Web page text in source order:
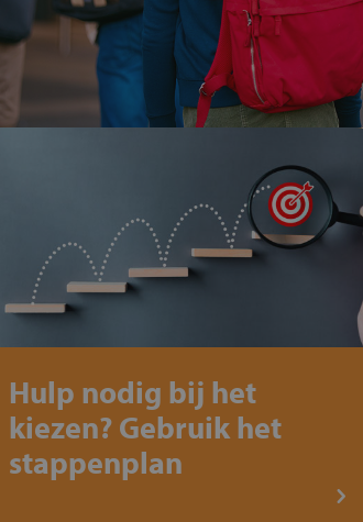
Hulp nodig bij het
kiezen? Gebruik het
stappenplan